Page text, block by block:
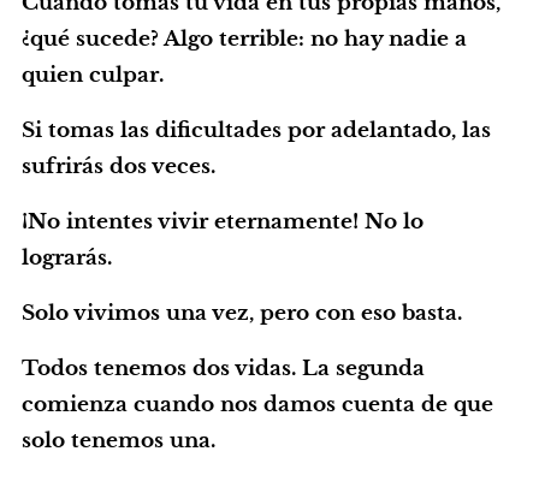
¿qué sucede? Algo terrible: no hay nadie a
quien culpar.
Si tomas las dificultades por adelantado, las
sufrirás dos veces.
¡No intentes vivir eternamente! No lo
lograrás.
Solo vivimos una vez, pero con eso basta.
Todos tenemos dos vidas. La segunda
comienza cuando nos damos cuenta de que
solo tenemos una.